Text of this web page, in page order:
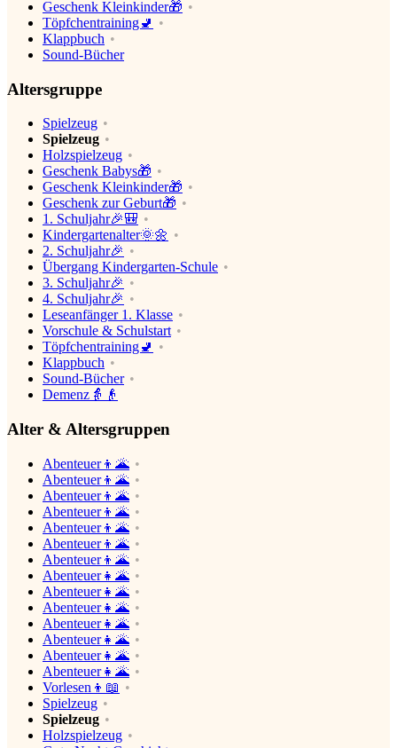
Geschenk Kleinkinder🎁
Töpfchentraining🚽
Klappbuch
Sound-Bücher
Altersgruppe
Spielzeug
Spielzeug
Holzspielzeug
Geschenk Babys🎁
Geschenk Kleinkinder🎁
Geschenk zur Geburt🎁
1. Schuljahr🎉🎒
Kindergartenalter🌞🌼
2. Schuljahr🎉
Übergang Kindergarten-Schule
3. Schuljahr🎉
4. Schuljahr🎉
Leseanfänger 1. Klasse
Vorschule & Schulstart
Töpfchentraining🚽
Klappbuch
Sound-Bücher
Demenz👵👴
Alter & Altersgruppen
Abenteuer👦🌋
Abenteuer👦🌋
Abenteuer👦🌋
Abenteuer👦🌋
Abenteuer👦🌋
Abenteuer👦🌋
Abenteuer👦🌋
Abenteuer👧🌋
Abenteuer👧🌋
Abenteuer👧🌋
Abenteuer👧🌋
Abenteuer👧🌋
Abenteuer👧🌋
Abenteuer👧🌋
Vorlesen👦📖
Spielzeug
Spielzeug
Holzspielzeug